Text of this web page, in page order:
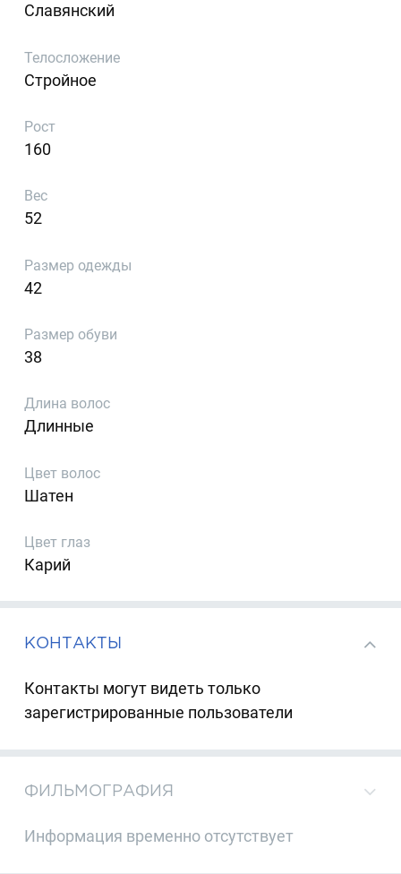
Славянский
Телосложение
Стройное
Рост
160
Вес
52
Размер одежды
42
Размер обуви
38
Длина волос
Длинные
Цвет волос
Шатен
Цвет глаз
Карий
КОНТАКТЫ
Контакты могут видеть только
зарегистрированные пользователи
ФИЛЬМОГРАФИЯ
Информация временно отсутствует